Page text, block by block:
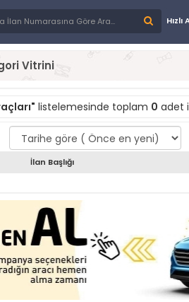
Hızlı
Vitrini
listelemesinde toplam 0 adet
İlan Başlığı